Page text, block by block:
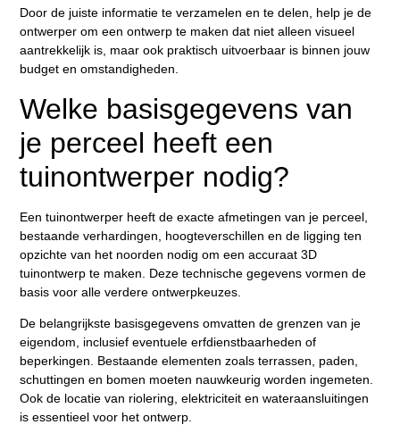
Door de juiste informatie te verzamelen en te delen, help je de
ontwerper om een ontwerp te maken dat niet alleen visueel
aantrekkelijk is, maar ook praktisch uitvoerbaar is binnen jouw
budget en omstandigheden.
Welke basisgegevens van
je perceel heeft een
tuinontwerper nodig?
Een tuinontwerper heeft de exacte afmetingen van je perceel,
bestaande verhardingen, hoogteverschillen en de ligging ten
opzichte van het noorden nodig om een accuraat 3D
tuinontwerp te maken. Deze technische gegevens vormen de
basis voor alle verdere ontwerpkeuzes.
De belangrijkste basisgegevens omvatten de grenzen van je
eigendom, inclusief eventuele erfdienstbaarheden of
beperkingen. Bestaande elementen zoals terrassen, paden,
schuttingen en bomen moeten nauwkeurig worden ingemeten.
Ook de locatie van riolering, elektriciteit en wateraansluitingen
is essentieel voor het ontwerp.